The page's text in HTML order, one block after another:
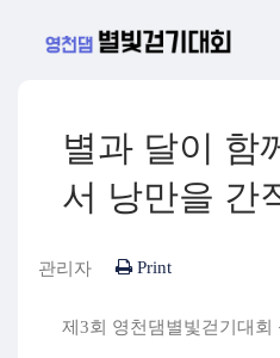
별과 달이 함
서 낭만을 간
관리자 Print
제3회 영천댐별빛걷기대회